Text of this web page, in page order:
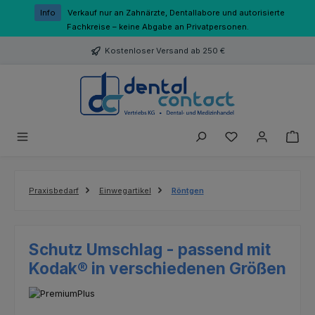
Zum Hauptinhalt springen
Info
Verkauf nur an Zahnärzte, Dentallabore und autorisierte
Fachkreise – keine Abgabe an Privatpersonen.
Kostenloser Versand ab 250 €
Du hast 0
Praxisbedarf Einwegartikel Röntgen
Schutz Umschlag - passend mit
Kodak® in verschiedenen Größen